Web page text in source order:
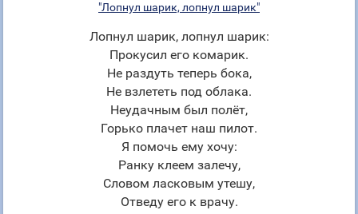
"Лопнул шарик, лопнул шарик"
Лопнул шарик, лопнул шарик:
Прокусил его комарик.
Не раздуть теперь бока,
Не взлететь под облака.
Неудачным был полёт,
Горько плачет наш пилот.
Я помочь ему хочу:
Ранку клеем залечу,
Словом ласковым утешу,
Отведу его к врачу.